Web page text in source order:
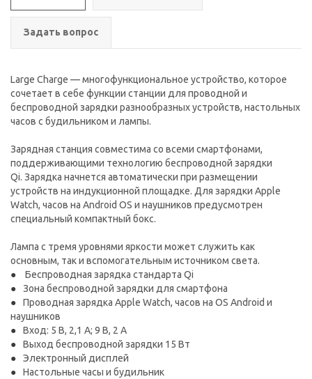
Задать вопрос
Large Charge — многофункциональное устройство, которое
сочетает в себе функции станции для проводной и
беспроводной зарядки разнообразных устройств, настольных
часов с будильником и лампы.
Зарядная станция совместима со всеми смартфонами,
поддерживающими технологию беспроводной зарядки
Qi. Зарядка начнется автоматически при размещении
устройств на индукционной площадке. Для зарядки Apple
Watch, часов на Android OS и наушников предусмотрен
специальный компактный бокс.
Лампа с тремя уровнями яркости может служить как
основным, так и вспомогательным источником света.
Беспроводная зарядка стандарта Qi
Зона беспроводной зарядки для смартфона
Проводная зарядка Apple Watch, часов на OS Android и
наушников
Вход: 5 В, 2,1 A; 9 В, 2 A
Выход беспроводной зарядки 15 Вт
Электронный дисплей
Настольные часы и будильник